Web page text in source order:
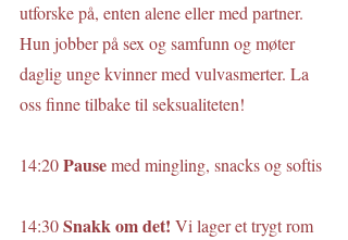
utforske på, enten alene eller med partner.
Hun jobber på sex og samfunn og møter
daglig unge kvinner med vulvasmerter. La
oss finne tilbake til seksualiteten!
14:20 Pause med mingling, snacks og softis
14:30 Snakk om det! Vi lager et trygt rom